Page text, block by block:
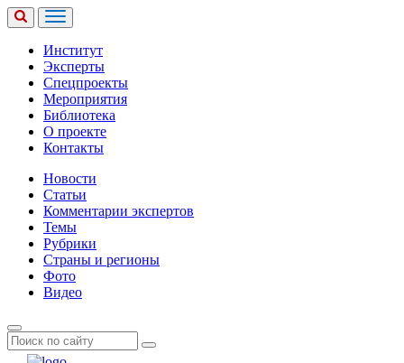
Институт
Эксперты
Спецпроекты
Мероприятия
Библиотека
О проекте
Контакты
Новости
Статьи
Комментарии экспертов
Темы
Рубрики
Страны и регионы
Фото
Видео